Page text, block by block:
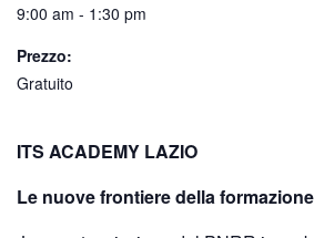
9:00 am - 1:30 pm
Prezzo:
Gratuito
ITS ACADEMY LAZIO
Le nuove frontiere della